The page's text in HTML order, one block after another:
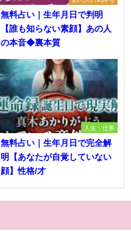
無料占い｜生年月日で判明
【誰も知らない素顔】あの人
の本音◆裏本質
人生・仕事
無料占い｜生年月日で完全解
明【あなたが自覚していない
顔】性格/才